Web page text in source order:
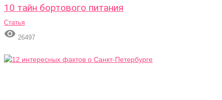
10 тайн бортового питания
Статья
 26497